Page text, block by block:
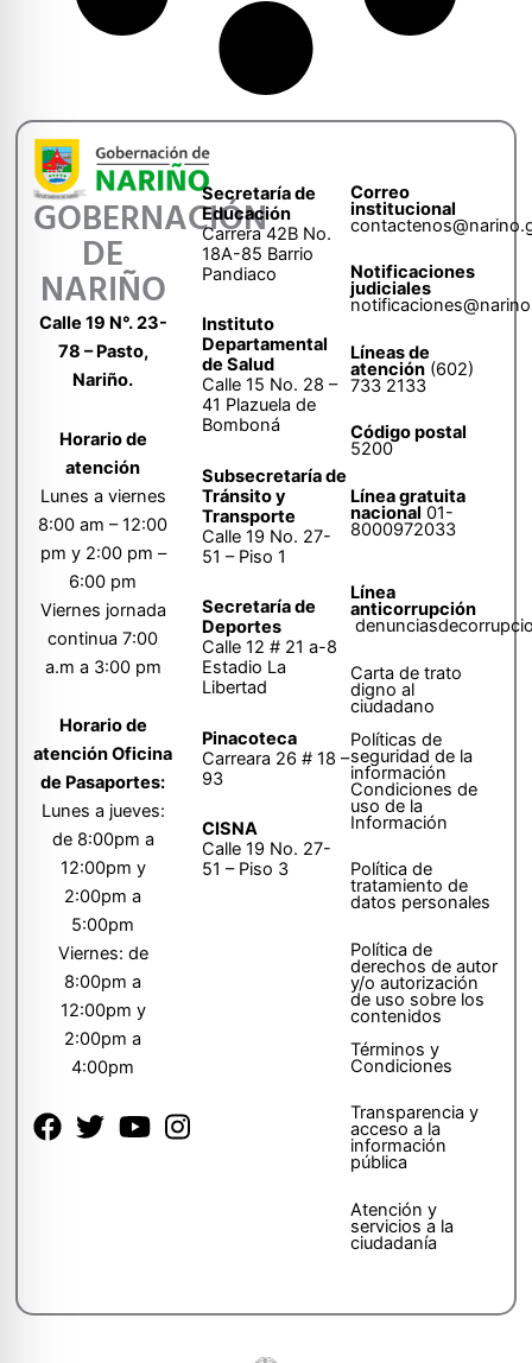
GOBERNACIÓN
DE
NARIÑO
Calle 19 N°. 23-
78 – Pasto,
Nariño.
Horario de
atención
Lunes a viernes
8:00 am – 12:00
pm y 2:00 pm –
6:00 pm
Viernes jornada
continua 7:00
a.m a 3:00 pm
Horario de
atención Oficina
de Pasaportes:
Lunes a jueves:
de 8:00pm a
12:00pm y
2:00pm a
5:00pm
Viernes: de
8:00pm a
12:00pm y
2:00pm a
4:00pm
Secretaría de
Educación
Carrera 42B No.
18A-85 Barrio
Pandiaco
Instituto
Departamental
de Salud
Calle 15 No. 28 –
41 Plazuela de
Bomboná
Subsecretaría de
Tránsito y
Transporte
Calle 19 No. 27-
51 – Piso 1
Secretaría de
Deportes
Calle 12 # 21 a-8
Estadio La
Libertad
Pinacoteca
Carreara 26 # 18 –
93
CISNA
Calle 19 No. 27-
51 – Piso 3
Correo
institucional
Notificaciones
judiciales
Líneas de
atención (602)
733 2133
Código postal
5200
Línea gratuita
nacional 01-
8000972033
Línea
anticorrupción
Carta de trato
digno al
ciudadano
Políticas de
seguridad de la
información
Condiciones de
uso de la
Información
Política de
tratamiento de
datos personales
Política de
derechos de autor
y/o autorización
de uso sobre los
contenidos
Términos y
Condiciones
Transparencia y
acceso a la
información
pública
Atención y
servicios a la
ciudadanía